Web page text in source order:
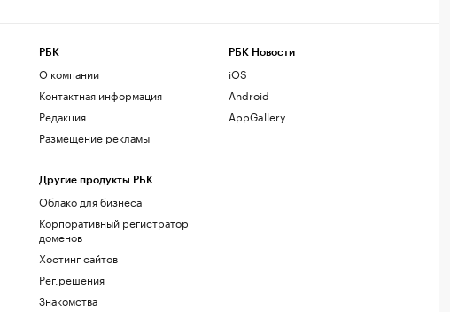
РБК
О компании
Контактная информация
Редакция
Размещение рекламы
Другие продукты РБК
Облако для бизнеса
Корпоративный регистратор
доменов
Хостинг сайтов
Рег.решения
Знакомства
РБК Новости
iOS
Android
AppGallery